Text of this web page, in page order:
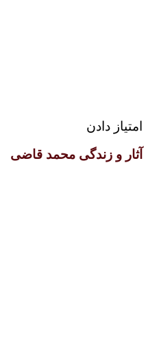
امتیاز دادن
آثار و زندگی محمد قاضی